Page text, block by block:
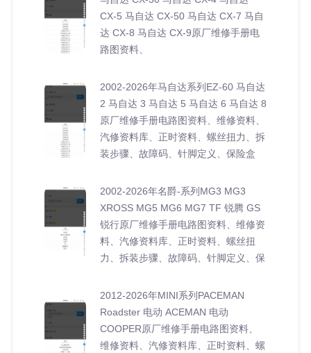
CX-5 马自达 CX-50 马自达 CX-7 马自
达 CX-8 马自达 CX-9原厂维修手册电
路图资料、
2002-2026年马自达系列EZ-60 马自达
2 马自达 3 马自达 5 马自达 6 马自达 8
原厂维修手册电路图资料、维修资料、
汽修资料库、正时资料、螺丝扭力、拆
装步骤、故障码、针脚定义、保险盒
2002-2026年名爵-系列MG3 MG3
XROSS MG5 MG6 MG7 TF 锐腾 GS
锐行原厂维修手册电路图资料、维修资
料、汽修资料库、正时资料、螺丝扭
力、拆装步骤、故障码、针脚定义、保
2012-2026年MINI系列PACEMAN
Roadster 电动 ACEMAN 电动
COOPER原厂维修手册电路图资料、
维修资料、汽修资料库、正时资料、螺